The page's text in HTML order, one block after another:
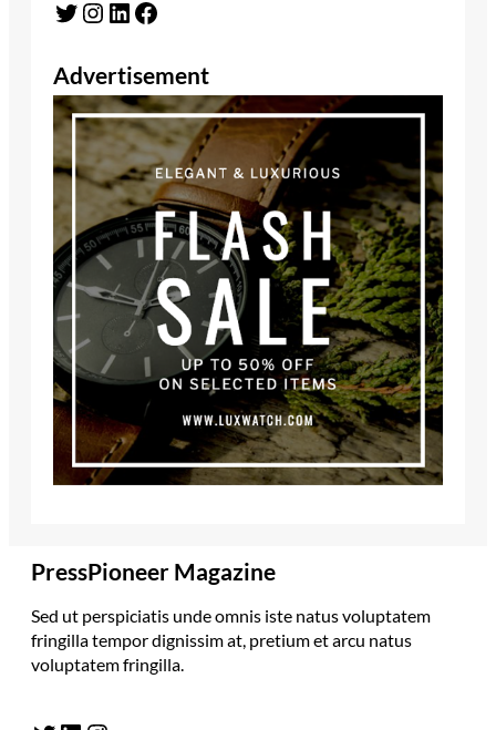
Twitter Instagram LinkedIn Facebook
Advertisement
PressPioneer Magazine
Sed ut perspiciatis unde omnis iste natus voluptatem
fringilla tempor dignissim at, pretium et arcu natus
voluptatem fringilla.